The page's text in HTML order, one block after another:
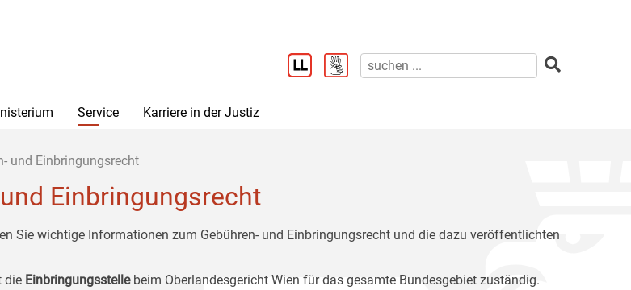
Service Karriere in der Justiz
und Einbringungsrecht
Einbringungsrecht
Sie wichtige Informationen zum Gebühren- und Einbringungsrecht und die dazu veröffentlichten
die Einbringungsstelle beim Oberlandesgericht Wien für das gesamte Bundesgebiet zuständig.